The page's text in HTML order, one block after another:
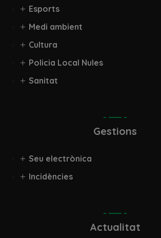
Esports
Medi ambient
Cultura
Policia Local Nules
Sanitat
Gestions
Seu electrònica
Incidències
Actualitat